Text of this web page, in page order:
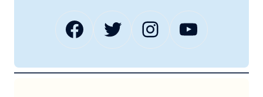
Facebook Twitter Instagram YouTube